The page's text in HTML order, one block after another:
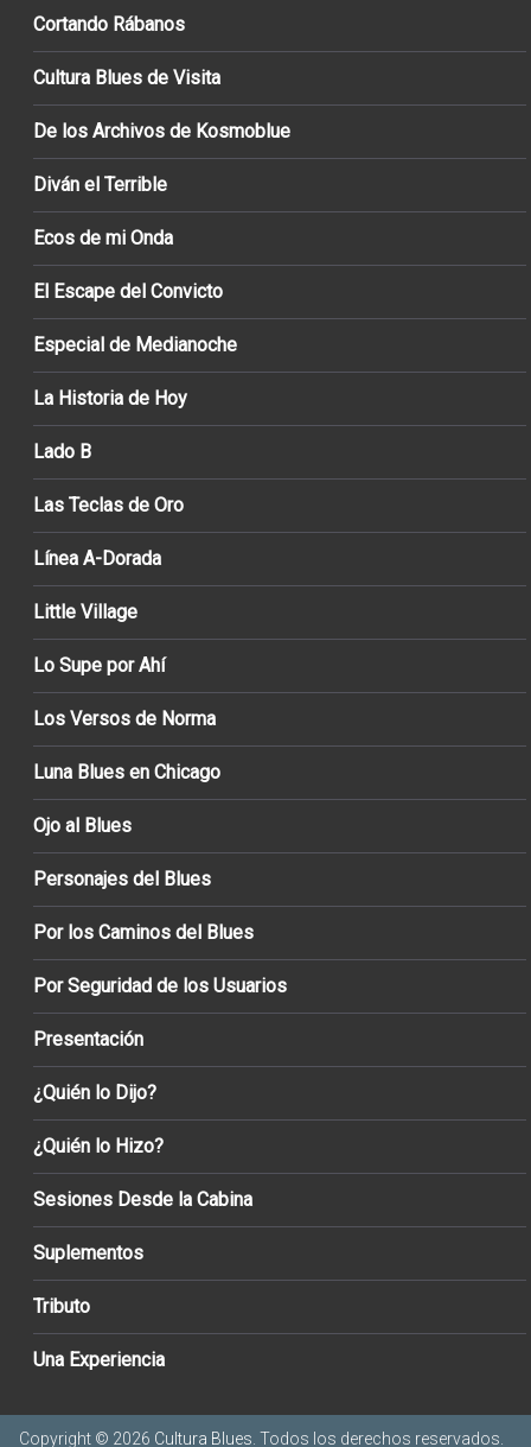
Cortando Rábanos
Cultura Blues de Visita
De los Archivos de Kosmoblue
Diván el Terrible
Ecos de mi Onda
El Escape del Convicto
Especial de Medianoche
La Historia de Hoy
Lado B
Las Teclas de Oro
Línea A-Dorada
Little Village
Lo Supe por Ahí
Los Versos de Norma
Luna Blues en Chicago
Ojo al Blues
Personajes del Blues
Por los Caminos del Blues
Por Seguridad de los Usuarios
Presentación
¿Quién lo Dijo?
¿Quién lo Hizo?
Sesiones Desde la Cabina
Suplementos
Tributo
Una Experiencia
Copyright © 2026 Cultura Blues . Todos los derechos reservados.